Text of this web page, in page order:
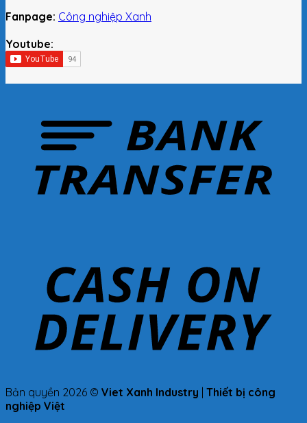
Fanpage: Công nghiệp Xanh
Youtube:
Bản quyền 2026 © Viet Xanh Industry Thiết bị công
nghiệp Việt